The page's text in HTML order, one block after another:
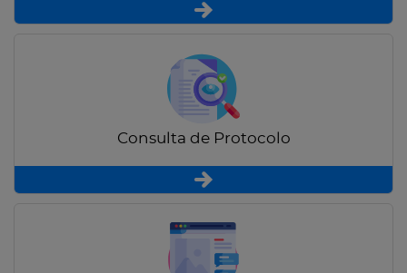
Consulta de Protocolo